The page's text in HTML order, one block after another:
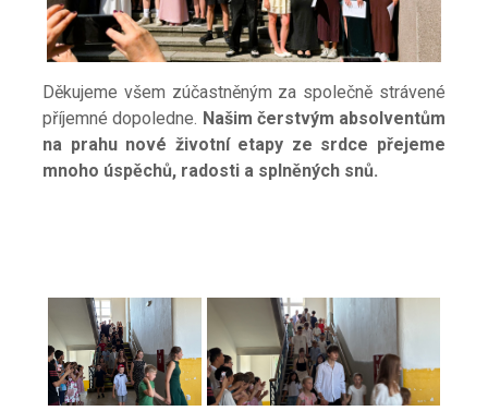
Děkujeme všem zúčastněným za společně strávené
příjemné dopoledne. Našim čerstvým absolventům
na prahu nové životní etapy ze srdce přejeme
mnoho úspěchů, radosti a splněných snů.